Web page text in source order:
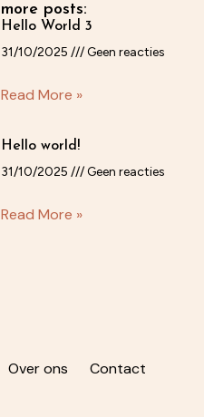
more posts:
Hello World 3
31/10/2025 Geen reacties
Read More »
Hello world!
31/10/2025 Geen reacties
Read More »
Over ons Contact